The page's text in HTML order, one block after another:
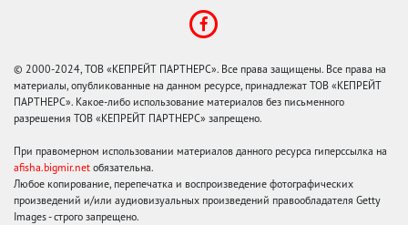
© 2000-2024, ТОВ «КЕПРЕЙТ ПАРТНЕРС». Все права защищены. Все права на
материалы, опубликованные на данном ресурсе, принадлежат ТОВ «КЕПРЕЙТ
ПАРТНЕРС». Какое-либо использование материалов без письменного
разрешения ТОВ «КЕПРЕЙТ ПАРТНЕРС» запрещено.
При правомерном использовании материалов данного ресурса гиперссылка на
afisha.bigmir.net обязательна.
Любое копирование, перепечатка и воспроизведение фотографических
произведений и/или аудиовизуальных произведений правообладателя Getty
Images - строго запрещено.